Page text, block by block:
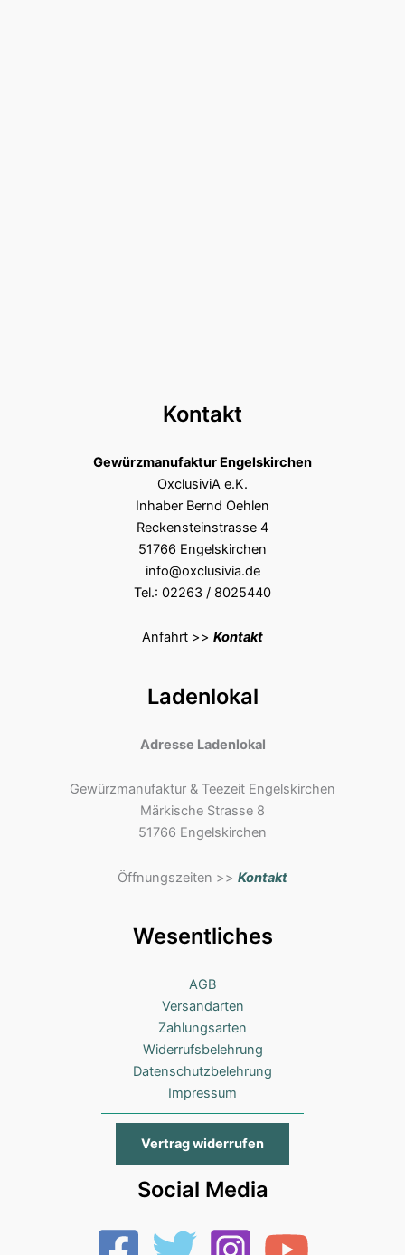
Kontakt
Gewürzmanufaktur Engelskirchen
OxclusiviA e.K.
Inhaber Bernd Oehlen
Reckensteinstrasse 4
51766 Engelskirchen
info@oxclusivia.de
Tel.: 02263 / 8025440
Anfahrt >> Kontakt
Ladenlokal
Adresse Ladenlokal
Gewürzmanufaktur & Teezeit Engelskirchen
Märkische Strasse 8
51766 Engelskirchen
Öffnungszeiten >> Kontakt
Wesentliches
AGB
Versandarten
Zahlungsarten
Widerrufsbelehrung
Datenschutzbelehrung
Impressum
Vertrag widerrufen
Social Media